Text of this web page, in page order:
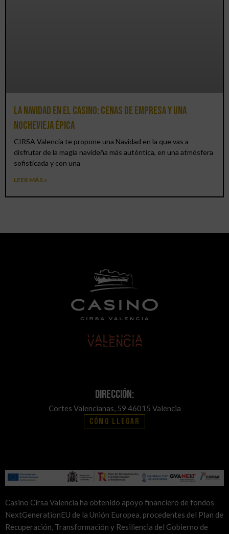
La Navidad en el Casino: cenas de empresa y una
Nochevieja épica
CIRSA Valencia te propone una Navidad en la que vas a
disfrutar de la magia navideña más auténtica, en una atmósfera
sofisticada y con una
LEER MÁS »
Dirección:
Cortes Valencianas, 59 46015 Valencia
Cómo llegar
Casino Cirsa Valencia ha obtenido apoyo financiero de fondos
NextGenerationEU de la Unión Europea, procedentes del Plan de
Recuperación, Transformación y Resiliencia del Gobierno de